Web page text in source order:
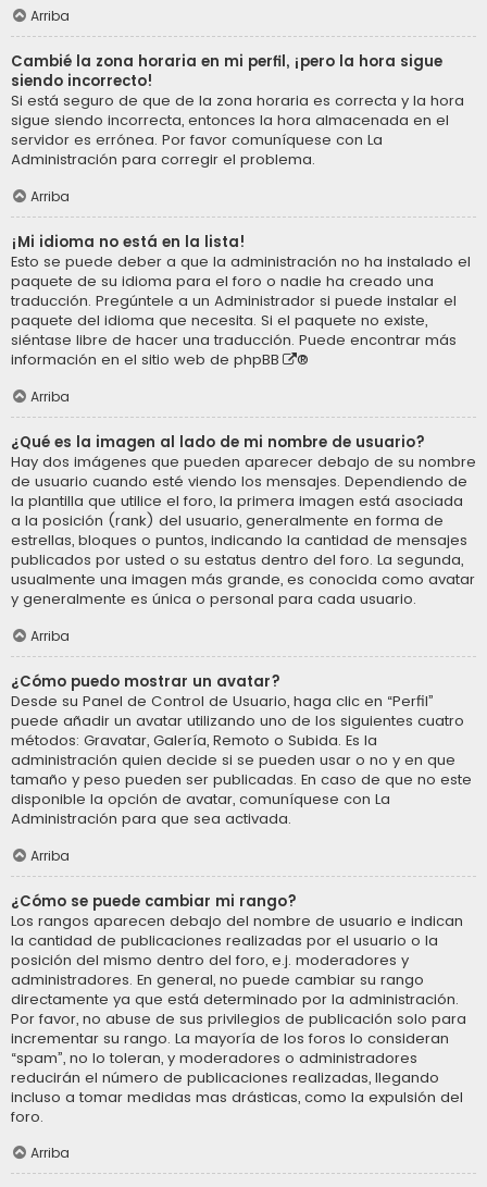
Arriba
Cambié la zona horaria en mi perfil, ¡pero la hora sigue
siendo incorrecto!
Si está seguro de que de la zona horaria es correcta y la hora
sigue siendo incorrecta, entonces la hora almacenada en el
servidor es errónea. Por favor comuníquese con La
Administración para corregir el problema.
Arriba
¡Mi idioma no está en la lista!
Esto se puede deber a que la administración no ha instalado el
paquete de su idioma para el foro o nadie ha creado una
traducción. Pregúntele a un Administrador si puede instalar el
paquete del idioma que necesita. Si el paquete no existe,
siéntase libre de hacer una traducción. Puede encontrar más
información en el sitio web de phpBB ®
Arriba
¿Qué es la imagen al lado de mi nombre de usuario?
Hay dos imágenes que pueden aparecer debajo de su nombre
de usuario cuando esté viendo los mensajes. Dependiendo de
la plantilla que utilice el foro, la primera imagen está asociada
a la posición (rank) del usuario, generalmente en forma de
estrellas, bloques o puntos, indicando la cantidad de mensajes
publicados por usted o su estatus dentro del foro. La segunda,
usualmente una imagen más grande, es conocida como avatar
y generalmente es única o personal para cada usuario.
Arriba
¿Cómo puedo mostrar un avatar?
Desde su Panel de Control de Usuario, haga clic en “Perfil”
puede añadir un avatar utilizando uno de los siguientes cuatro
métodos: Gravatar, Galería, Remoto o Subida. Es la
administración quien decide si se pueden usar o no y en que
tamaño y peso pueden ser publicadas. En caso de que no este
disponible la opción de avatar, comuníquese con La
Administración para que sea activada.
Arriba
¿Cómo se puede cambiar mi rango?
Los rangos aparecen debajo del nombre de usuario e indican
la cantidad de publicaciones realizadas por el usuario o la
posición del mismo dentro del foro, e.j. moderadores y
administradores. En general, no puede cambiar su rango
directamente ya que está determinado por la administración.
Por favor, no abuse de sus privilegios de publicación solo para
incrementar su rango. La mayoría de los foros lo consideran
“spam”, no lo toleran, y moderadores o administradores
reducirán el número de publicaciones realizadas, llegando
incluso a tomar medidas mas drásticas, como la expulsión del
foro.
Arriba